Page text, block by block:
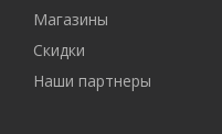
Магазины
Скидки
Наши партнеры